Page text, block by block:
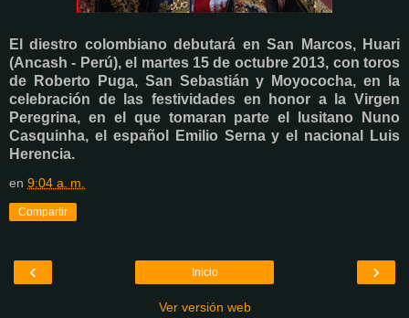
El diestro colombiano debutará en San Marcos, Huari
(Ancash - Perú), el martes 15 de octubre 2013, con toros
de Roberto Puga, San Sebastián y Moyococha, en la
celebración de las festividades en honor a la Virgen
Peregrina, en el que tomaran parte el lusitano Nuno
Casquinha, el español Emilio Serna y el nacional Luis
Herencia.
en 9:04 a. m.
Compartir
‹ ›
Inicio
Ver versión web